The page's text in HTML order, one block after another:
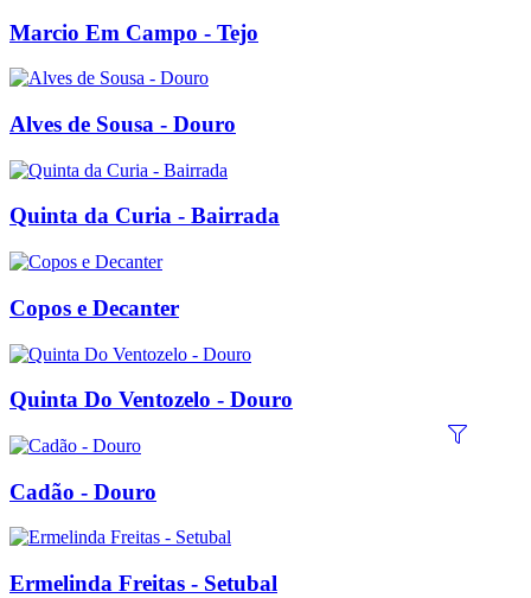
Marcio Em Campo - Tejo
Alves de Sousa - Douro
Quinta da Curia - Bairrada
Copos e Decanter
Quinta Do Ventozelo - Douro
Cadão - Douro
Ermelinda Freitas - Setubal